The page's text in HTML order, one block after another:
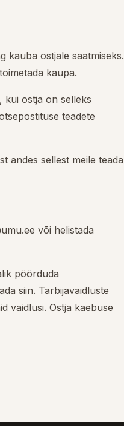
kauba ostjale saatmiseks.
kaupa.
kui ostja on selleks
teadete
andes sellest meile teada
või helistada
pöörduda
siin. Tarbijavaidluste
vaidlusi. Ostja kaebuse